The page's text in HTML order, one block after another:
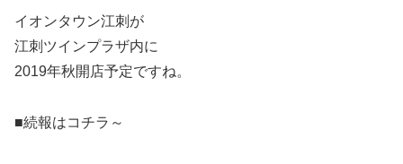
イオンタウン江刺が
江刺ツインプラザ内に
2019年秋開店予定ですね。
■続報はコチラ～